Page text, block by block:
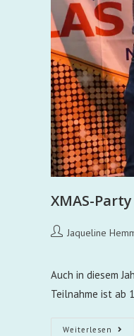
XMAS-Party
Jaqueline
Auch in diesem
Teilnahme ist ab
Weiterlesen